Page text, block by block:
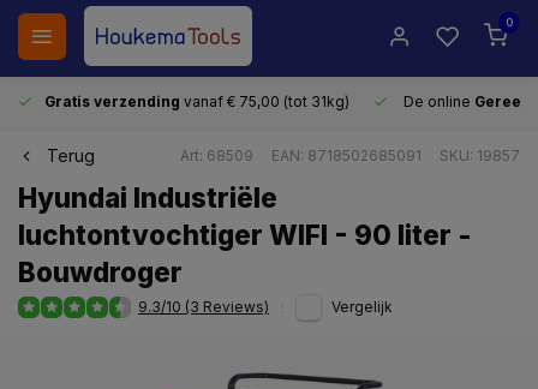
0
Gratis verzending vanaf € 75,00 (tot 31kg) De online
Terug Art: 68509 EAN: 8718502685091 SKU: 19857
Hyundai Industriële
luchtontvochtiger WIFI - 90 liter -
Bouwdroger
9.3/10 (3 Reviews) Vergelijk